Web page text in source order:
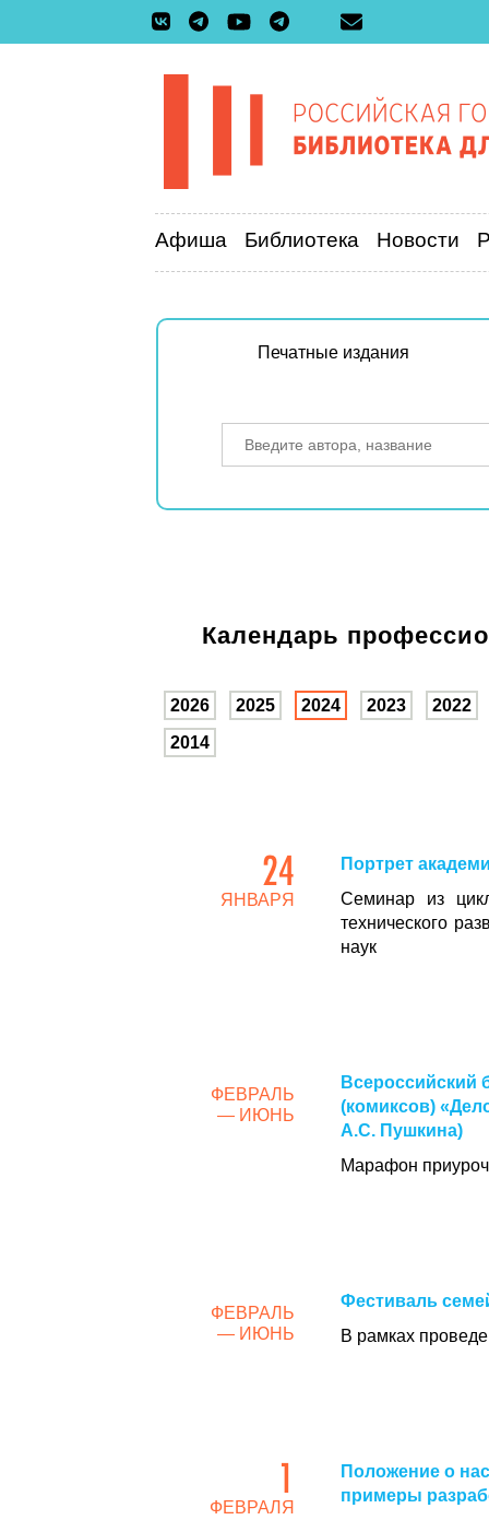
Афиша Библиотека Новости
Печатные издания
Календарь
2026 2025 2024 2023
2022
2014
24
ЯНВАРЯ
Портрет
Семинар из
технического
наук
ФЕВРАЛЬ
— ИЮНЬ
(комиксов)
А.С. Пушкина)
Марафон
ФЕВРАЛЬ
— ИЮНЬ
Фестиваль
В рамках
1
ФЕВРАЛЯ
Положение о
примеры